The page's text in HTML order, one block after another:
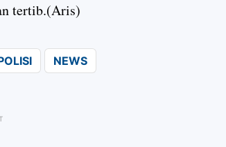
tertib.(Aris)
NEWS